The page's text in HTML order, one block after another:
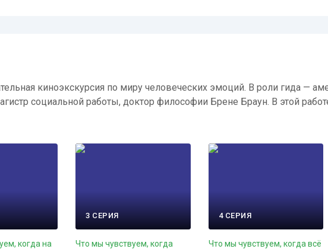
киноэкскурсия по миру человеческих эмоций. В роли гида —
социальной работы, доктор философии Брене Браун. В этой
когда на
3 СЕРИЯ
Что мы чувствуем, когда
4 СЕРИЯ
Что мы чувствуем, когда всё